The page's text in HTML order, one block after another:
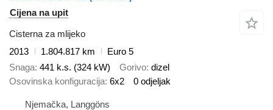
Cijena na upit
Cisterna za mlijeko
2013
1.804.817 km
Euro 5
Snaga 441 k.s. (324 kW) Gorivo dizel
Osovinska konfiguracija 6x2 0 odjeljak
Njemačka, Langgöns